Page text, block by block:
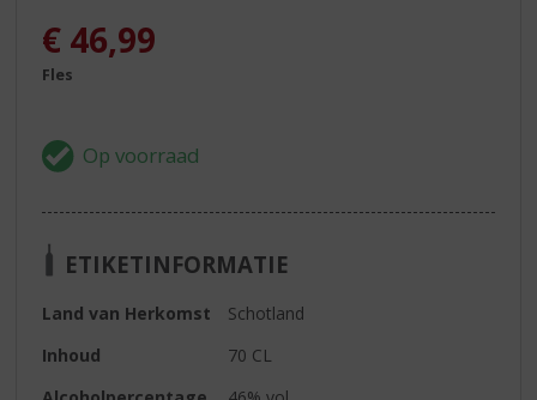
€ 46,99
Fles
ETIKETINFORMATIE
Land van Herkomst
Schotland
Inhoud
70 CL